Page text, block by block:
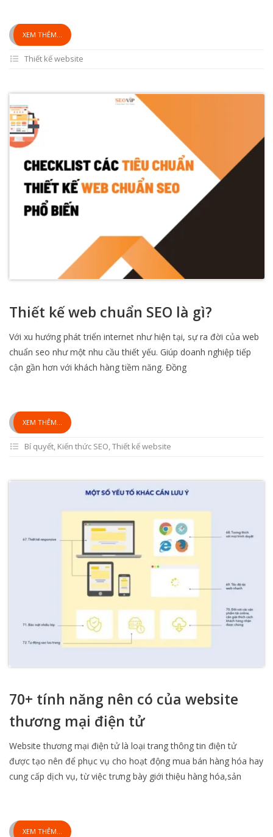
XEM THÊM...
Thiết kế website
Thiết kế web chuẩn SEO là gì?
Với xu hướng phát triển internet như hiện tại, sự ra đời của web
chuẩn seo như một nhu cầu thiết yếu. Giúp doanh nghiệp tiếp
cận gần hơn với khách hàng tiềm năng. Đồng
XEM THÊM...
Bí quyết, Kiến thức SEO,Thiết kế website
70+ tính năng nên có của website
thương mại điện tử
Website thương mại điện tử là loại trang thông tin điện tử
được tạo nên để phục vụ cho hoạt động mua bán hàng hóa hay
cung cấp dịch vụ, từ việc trưng bày giới thiệu hàng hóa,sản
XEM THÊM...